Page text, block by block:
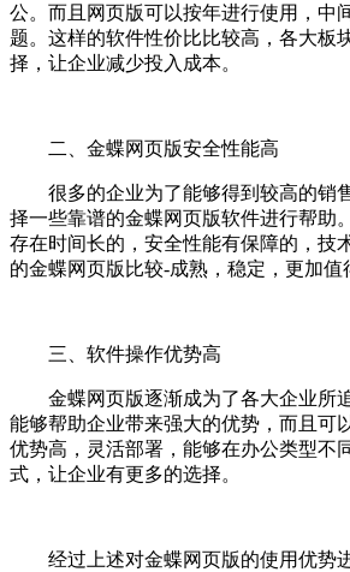
公。而且网页版可以按年进行使用，中
题。这样的软件性价比比较高，各大板
择，让企业减少投入成本。
二、金蝶网页版安全性能高
很多的企业为了能够得到较高的销
择一些靠谱的金蝶网页版软件进行帮助
存在时间长的，安全性能有保障的，技
的金蝶网页版比较-成熟，稳定，更加值
三、软件操作优势高
金蝶网页版逐渐成为了各大企业所
能够帮助企业带来强大的优势，而且可
优势高，灵活部署，能够在办公类型不
式，让企业有更多的选择。
经过上述对金蝶网页版的使用优势